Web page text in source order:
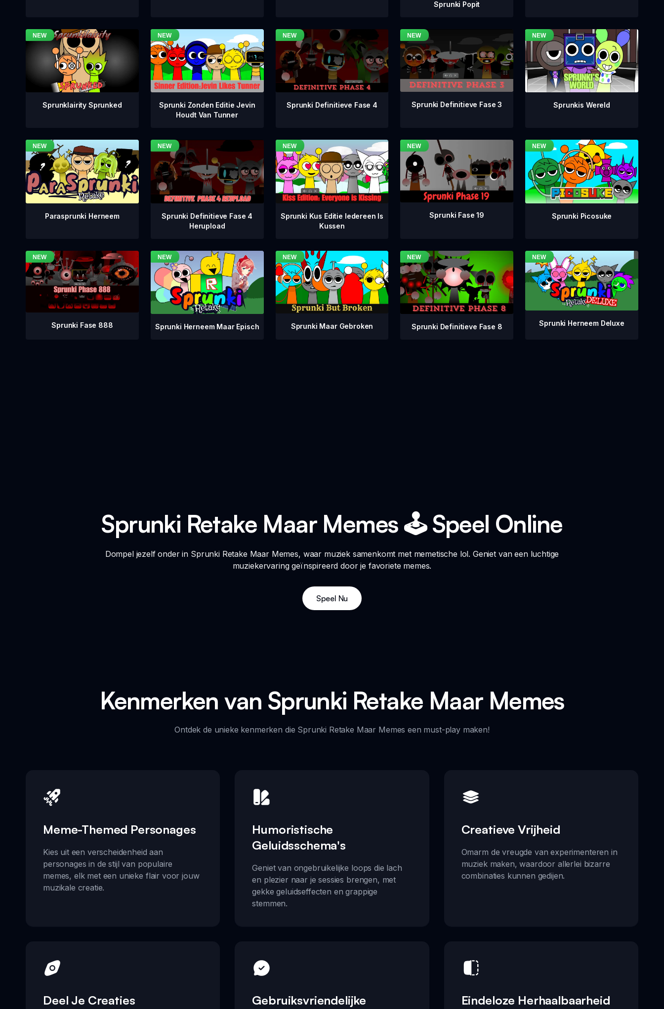
Sprunki Popit
Sprunklairity Sprunked
Sprunki Zonden Editie Jevin
Houdt Van Tunner
Sprunki Definitieve Fase 4 Sprunki Definitieve Fase 3 Sprunkis Wereld
Parasprunki Herneem
Sprunki Definitieve Fase 4
Herupload
Sprunki Kus Editie Iedereen Is
Kussen
Sprunki Fase 19 Sprunki Picosuke
Sprunki Fase 888 Sprunki Herneem Maar Episch Sprunki Maar Gebroken Sprunki Definitieve Fase 8 Sprunki Herneem Deluxe
Sprunki Retake Maar Memes 🕹️ Speel Online
Dompel jezelf onder in Sprunki Retake Maar Memes, waar muziek samenkomt met memetische lol. Geniet van een luchtige
muziekervaring geïnspireerd door je favoriete memes.
Speel Nu
Kenmerken van Sprunki Retake Maar Memes
Ontdek de unieke kenmerken die Sprunki Retake Maar Memes een must-play maken!
Meme-Themed Personages
Kies uit een verscheidenheid aan
personages in de stijl van populaire
memes, elk met een unieke flair voor jouw
muzikale creatie.
Humoristische
Geluidsschema's
Geniet van ongebruikelijke loops die lach
en plezier naar je sessies brengen, met
gekke geluidseffecten en grappige
stemmen.
Creatieve Vrijheid
Omarm de vreugde van experimenteren in
muziek maken, waardoor allerlei bizarre
combinaties kunnen gedijen.
Deel Je Creaties
Gebruiksvriendelijke
Eindeloze Herhaalbaarheid